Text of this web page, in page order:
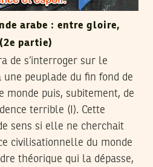
arabe : entre gloire,
partie)
de s’interroger sur le
une peuplade du fin fond de
monde puis, subitement, de
terrible (I). Cette
sens si elle ne cherchait
civilisationnelle du monde
théorique qui la dépasse,